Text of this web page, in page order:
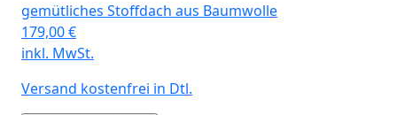
gemütliches Stoffdach aus Baumwolle
179,00€
inkl. MwSt.
Versand kostenfrei in Dtl.